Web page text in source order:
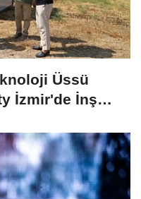
Üssü
İzmir'de İnşaat